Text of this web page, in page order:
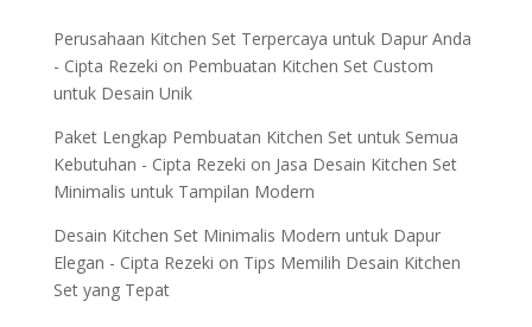
Perusahaan Kitchen Set Terpercaya untuk Dapur Anda
- Cipta Rezeki on Pembuatan Kitchen Set Custom
untuk Desain Unik
Paket Lengkap Pembuatan Kitchen Set untuk Semua
Kebutuhan - Cipta Rezeki on Jasa Desain Kitchen Set
Minimalis untuk Tampilan Modern
Desain Kitchen Set Minimalis Modern untuk Dapur
Elegan - Cipta Rezeki on Tips Memilih Desain Kitchen
Set yang Tepat